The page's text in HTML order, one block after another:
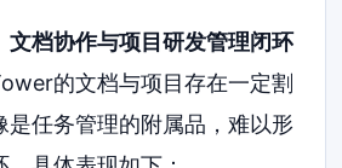
文档协作与项目研发管理闭环
的文档与项目存在一定割
是任务管理的附属品，难以形